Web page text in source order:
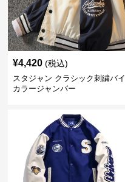
¥4,420 (税込)
スタジャン クラシック刺繍バイ
カラージャンパー